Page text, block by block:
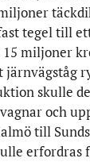
tegel till
miljoner
järnvägståg
skulle
och
till
erfordras